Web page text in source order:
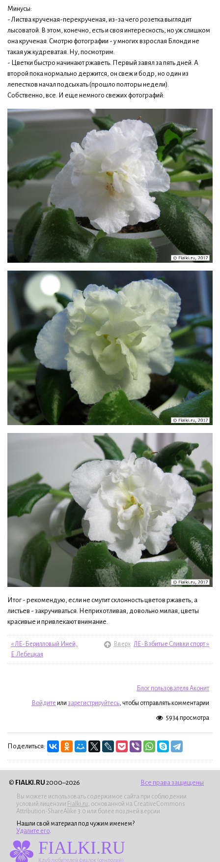
Минусы:
- Листва крученая-перекрученая, из-за чего розетка выглядит
лысоватой. В этом, конечно, есть и своя интересность, но уж слишком
она крученая. Смотрю фотографии - у многих взрослая Блонди не
такая уж кудреватая. Ну, посмотрим.
- Цветки быстро начинают ржаветь. Первый завял за пять дней. А
второй пока нормально держится, он свеж и бодр, но один из
лепестков начал подсыхать (прошло полторы недели).
Собственно, все. И еще немного свежих фотографий:
Итог - рекомендую, если не смутит склонность цветов ржаветь, а
листьев - закручиваться. Неприхотливая, довольно милая, цветы
красивые и привлекают внимание.
« ЛЕ-Берилловый Иней,
Е.Лебецкая
Вверх ЛЕ-Взбитые Сливки спорт »
Блог пользователя Аконит
Войдите или зарегистрируйтесь, чтобы отправлять комментарии
5934 просмотра
Поделиться:
© FIALKI.RU 2000–2026 Все права защищены
Вы можете использовать содержимое сайта при соблюдении
условий лицензии Fialki.ru, основанной на CreativeCommons
Attribution-ShareAlike 3.0 или более поздней версии.
Нашли свой материал под чужим именем?
Удалите его.
FIALKI.RU
Клуб любителей фиалок (сенполий)